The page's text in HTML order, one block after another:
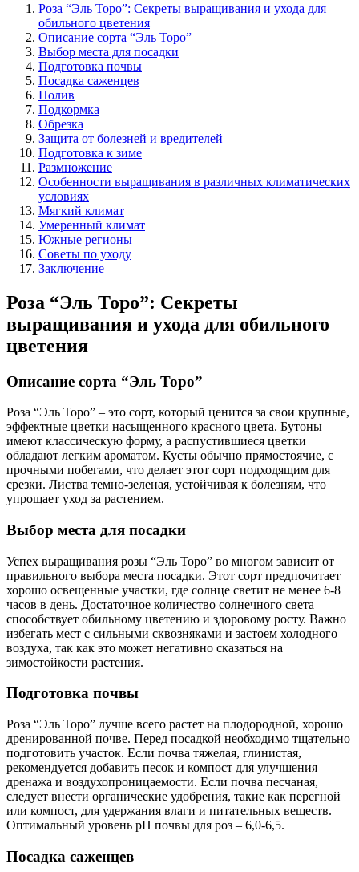
Роза “Эль Торо”: Секреты выращивания и ухода для
обильного цветения
Описание сорта “Эль Торо”
Выбор места для посадки
Подготовка почвы
Посадка саженцев
Полив
Подкормка
Обрезка
Защита от болезней и вредителей
Подготовка к зиме
Размножение
Особенности выращивания в различных климатических
условиях
Мягкий климат
Умеренный климат
Южные регионы
Советы по уходу
Заключение
Роза “Эль Торо”: Секреты
выращивания и ухода для обильного
цветения
Описание сорта “Эль Торо”
Роза “Эль Торо” – это сорт, который ценится за свои крупные,
эффектные цветки насыщенного красного цвета. Бутоны
имеют классическую форму, а распустившиеся цветки
обладают легким ароматом. Кусты обычно прямостоячие, с
прочными побегами, что делает этот сорт подходящим для
срезки. Листва темно-зеленая, устойчивая к болезням, что
упрощает уход за растением.
Выбор места для посадки
Успех выращивания розы “Эль Торо” во многом зависит от
правильного выбора места посадки. Этот сорт предпочитает
хорошо освещенные участки, где солнце светит не менее 6-8
часов в день. Достаточное количество солнечного света
способствует обильному цветению и здоровому росту. Важно
избегать мест с сильными сквозняками и застоем холодного
воздуха, так как это может негативно сказаться на
зимостойкости растения.
Подготовка почвы
Роза “Эль Торо” лучше всего растет на плодородной, хорошо
дренированной почве. Перед посадкой необходимо тщательно
подготовить участок. Если почва тяжелая, глинистая,
рекомендуется добавить песок и компост для улучшения
дренажа и воздухопроницаемости. Если почва песчаная,
следует внести органические удобрения, такие как перегной
или компост, для удержания влаги и питательных веществ.
Оптимальный уровень pH почвы для роз – 6,0-6,5.
Посадка саженцев